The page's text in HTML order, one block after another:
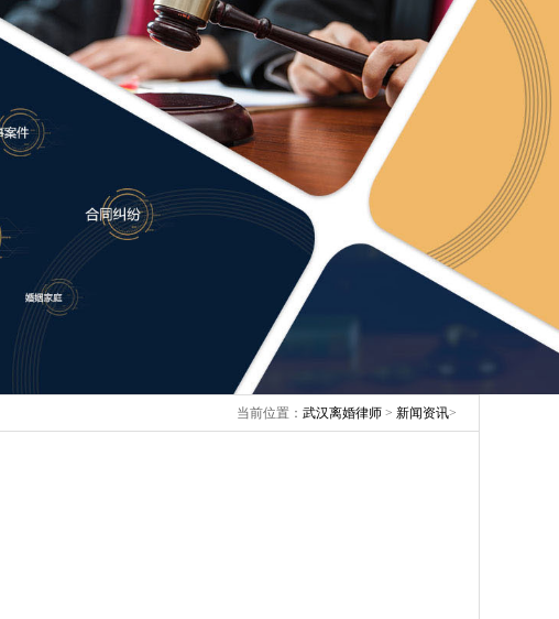
当前位置： 武汉离婚律师 > 新闻资讯>